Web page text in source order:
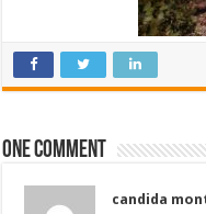
One comment
candida